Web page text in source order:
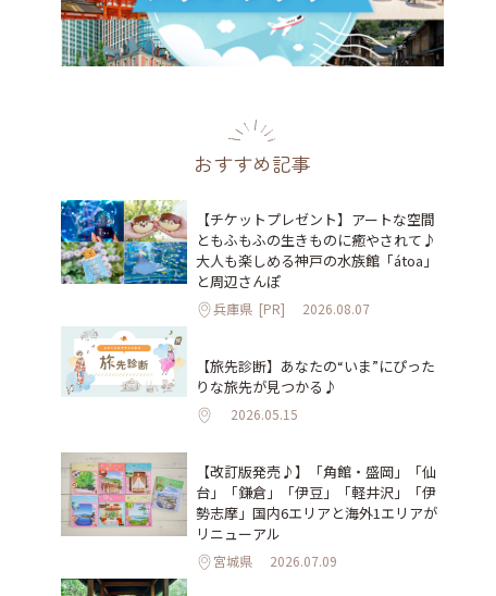
おすすめ記事
【チケットプレゼント】アートな空間
ともふもふの生きものに癒やされて♪
大人も楽しめる神戸の水族館「átoa」
と周辺さんぽ
兵庫県 [PR] 2026.08.07
【旅先診断】あなたの“いま”にぴった
りな旅先が見つかる♪
2026.05.15
【改訂版発売♪】「角館・盛岡」「仙
台」「鎌倉」「伊豆」「軽井沢」「伊
勢志摩」国内6エリアと海外1エリアが
リニューアル
宮城県 2026.07.09